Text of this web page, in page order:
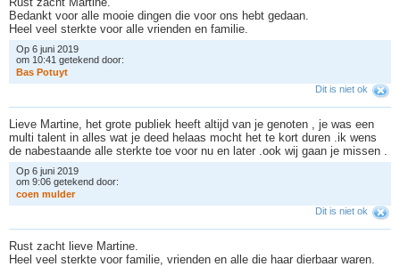
Bedankt voor alle mooie dingen die voor ons hebt gedaan.
Heel veel sterkte voor alle vrienden en familie.
Op 6 juni 2019
om 10:41 getekend door:
Bas Potuyt
Dit is niet ok
Lieve Martine, het grote publiek heeft altijd van je genoten , je was een
multi talent in alles wat je deed helaas mocht het te kort duren .ik wens
de nabestaande alle sterkte toe voor nu en later .ook wij gaan je missen .
Op 6 juni 2019
om 9:06 getekend door:
coen mulder
Dit is niet ok
Rust zacht lieve Martine.
Heel veel sterkte voor familie, vrienden en alle die haar dierbaar waren.